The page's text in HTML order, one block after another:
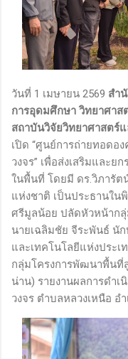
วันที่ 1 เมษายน 2569 สำ
การอุดมศึกษา วิทยาศาส
สถาบันวิจัยวิทยาศาสตร์
เปิด “ศูนย์การถ่ายทอดอ
วงจร” เพื่อส่งเสริมและ
ในพื้นที่ โดยมี ดร.วิภารัต
แห่งชาติ เป็นประธานใ
ศรีมูลน้อย ปลัดหัวหน้ากลุ่
นายเฉลิมชัย จีระพันธ์ นั
และเทคโนโลยีแห่งประ
กลุ่มโครงการพัฒนาพื้นที่
น่าน) รายงานผลการดำ
วงจร ตำบลหลวงเหนือ อ